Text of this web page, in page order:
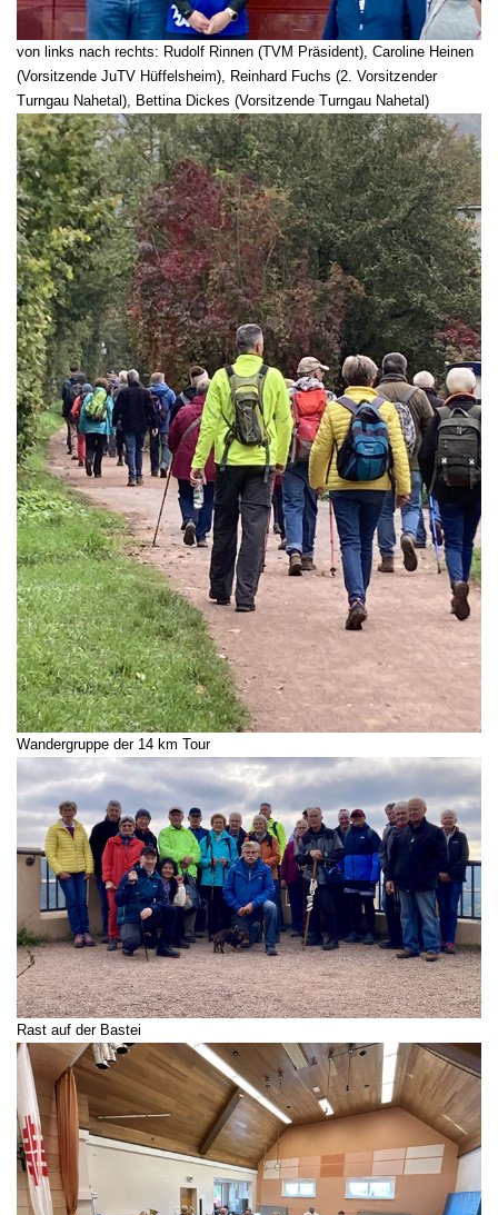
von links nach rechts: Rudolf Rinnen (TVM Präsident), Caroline Heinen
(Vorsitzende JuTV Hüffelsheim), Reinhard Fuchs (2. Vorsitzender
Turngau Nahetal), Bettina Dickes (Vorsitzende Turngau Nahetal)
Wandergruppe der 14 km Tour
Rast auf der Bastei